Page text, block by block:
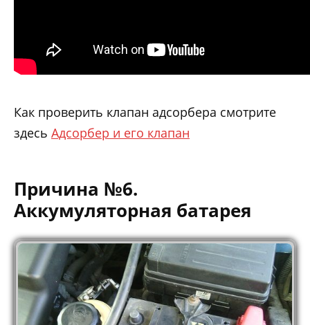
Как проверить клапан адсорбера смотрите
здесь Адсорбер и его клапан
Причина №6.
Аккумуляторная батарея